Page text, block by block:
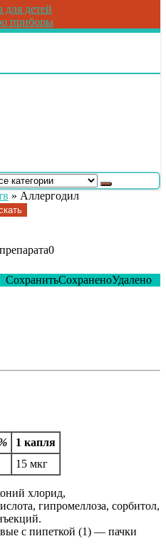
для детей
приборы
» Аллергодил
0
СохранитьСохраненоУдалено
1 капля
15 мкг
хлорид,
гипромеллоза, сорбитол,
с пипеткой (1) — пачки